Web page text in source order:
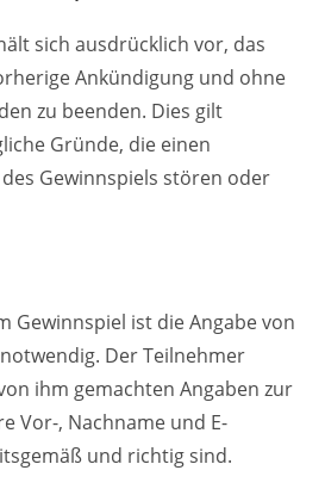
sich ausdrücklich vor, das
Ankündigung und ohne
zu beenden. Dies gilt
Gründe, die einen
Gewinnspiels stören oder
Gewinnspiel ist die Angabe von
Der Teilnehmer
ihm gemachten Angaben zur
Vor-, Nachname und E-
und richtig sind.